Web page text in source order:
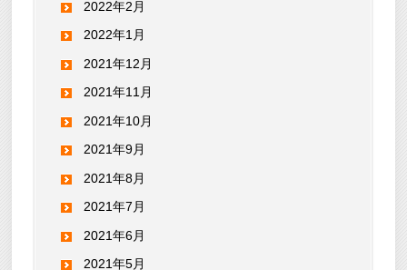
2022年2月
2022年1月
2021年12月
2021年11月
2021年10月
2021年9月
2021年8月
2021年7月
2021年6月
2021年5月